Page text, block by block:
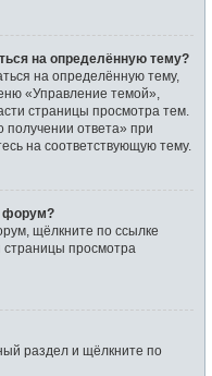
на определённую тему?
на определённую тему,
«Управление темой»,
страницы просмотра тем.
получении ответа» при
на соответствующую тему.
форум?
щёлкните по ссылке
просмотра
раздел и щёлкните по